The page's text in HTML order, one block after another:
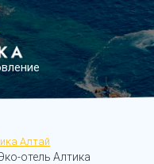
Алтай
отель Алтика